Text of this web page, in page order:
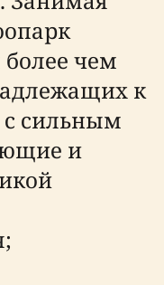
чем
к
с сильным
и